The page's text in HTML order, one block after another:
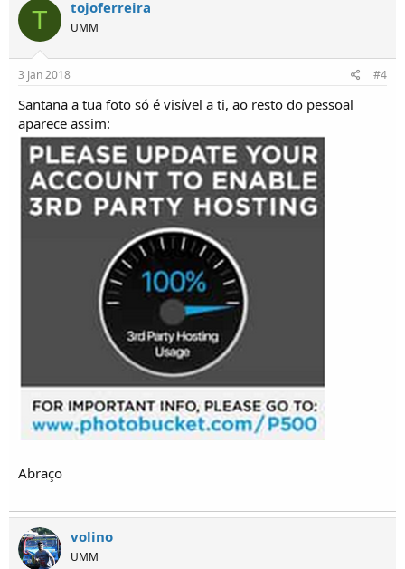
T tojoferreira
UMM
3 Jan 2018 #4
Santana a tua foto só é visível a ti, ao resto do pessoal
aparece assim:
Abraço
volino
UMM